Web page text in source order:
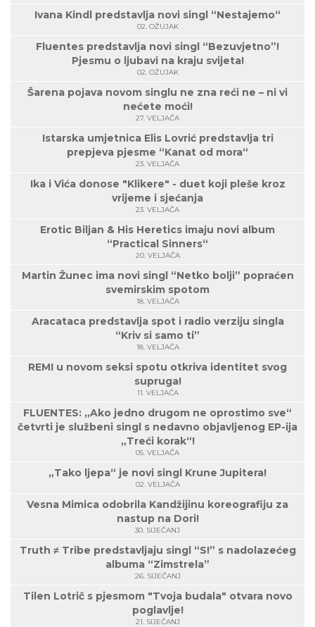
Ivana Kindl predstavlja novi singl “Nestajemo“
02. OŽUJAK
Fluentes predstavlja novi singl “Bezuvjetno”!
Pjesmu o ljubavi na kraju svijeta!
02. OŽUJAK
Šarena pojava novom singlu ne zna reći ne – ni vi
nećete moći!
27. VELJAČA
Istarska umjetnica Elis Lovrić predstavlja tri
prepjeva pjesme “Kanat od mora“
23. VELJAČA
Ika i Vića donose "Klikere" - duet koji pleše kroz
vrijeme i sjećanja
23. VELJAČA
Erotic Biljan & His Heretics imaju novi album
“Practical Sinners“
20. VELJAČA
Martin Žunec ima novi singl “Netko bolji” popraćen
svemirskim spotom
18. VELJAČA
Aracataca predstavlja spot i radio verziju singla
“Kriv si samo ti”
18. VELJAČA
REMI u novom seksi spotu otkriva identitet svog
supruga!
11. VELJAČA
FLUENTES: „Ako jedno drugom ne oprostimo sve“
četvrti je službeni singl s nedavno objavljenog EP-ija
„Treći korak“!
05. VELJAČA
„Tako ljepa“ je novi singl Krune Jupitera!
02. VELJAČA
Vesna Mimica odobrila Kandžijinu koreografiju za
nastup na Dori!
30. SIJEČANJ
Truth ≠ Tribe predstavljaju singl “S!” s nadolazećeg
albuma “Zimstrela”
26. SIJEČANJ
Tilen Lotrič s pjesmom "Tvoja budala" otvara novo
poglavlje!
21. SIJEČANJ